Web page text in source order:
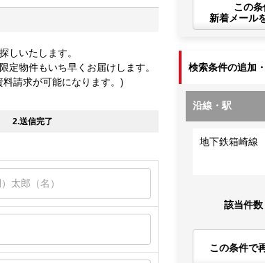
しいたします。
定物件もいち早くお届けします。
請求が可能になります。)
2.送信完了
この
新着メール
検索条件の追加
沿線・駅
地下鉄箱崎線
該当件数
この条件で